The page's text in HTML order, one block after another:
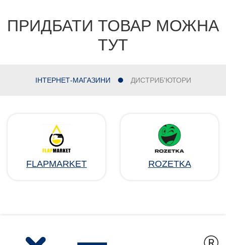
ПРИДБАТИ ТОВАР МОЖНА
ТУТ
ІНТЕРНЕТ-МАГАЗИНИ ДИСТРИБ'ЮТОРИ
FLAPMARKET ROZETKA